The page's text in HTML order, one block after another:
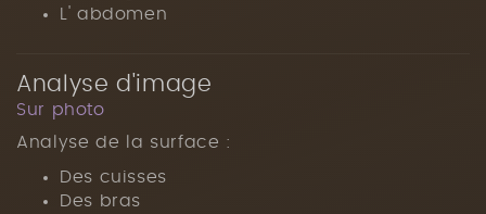
L' abdomen
Analyse d'image
Sur photo
Analyse de la surface :
Des cuisses
Des bras